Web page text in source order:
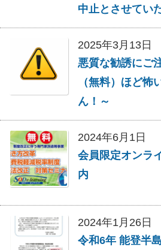
中止とさせてい
2025年3月13日
悪質な勧誘にご
（無料）ほど怖
ん！～
2024年6月1日
会員限定オンラ
内
2024年1月26日
令和6年 能登半